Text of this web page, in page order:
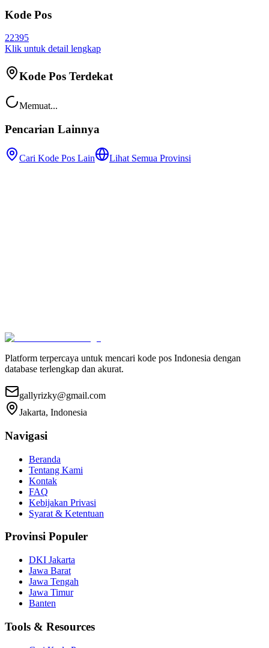
Kode Pos
22395
Klik untuk detail lengkap
Kode Pos Terdekat
Memuat...
Pencarian Lainnya
Cari Kode Pos Lain Lihat Semua Provinsi
Platform terpercaya untuk mencari kode pos Indonesia dengan
database terlengkap dan akurat.
gallyrizky@gmail.com
Jakarta, Indonesia
Navigasi
Beranda
Tentang Kami
Kontak
FAQ
Kebijakan Privasi
Syarat & Ketentuan
Provinsi Populer
DKI Jakarta
Jawa Barat
Jawa Tengah
Jawa Timur
Banten
Tools & Resources